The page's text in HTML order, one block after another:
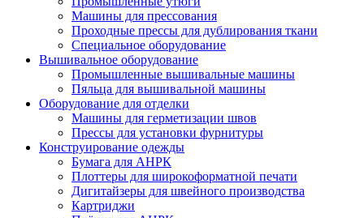
Машины для прессования
Проходные прессы для дублирования ткани
Специальное оборудование
Вышивальное оборудование
Промышленные вышивальные машины
Пяльца для вышивальной машины
Оборудование для отделки
Машины для герметизации швов
Прессы для установки фурнитуры
Конструирование одежды
Бумага для АНРК
Плоттеры для широкоформатной печати
Дигитайзеры для швейного производства
Картриджи